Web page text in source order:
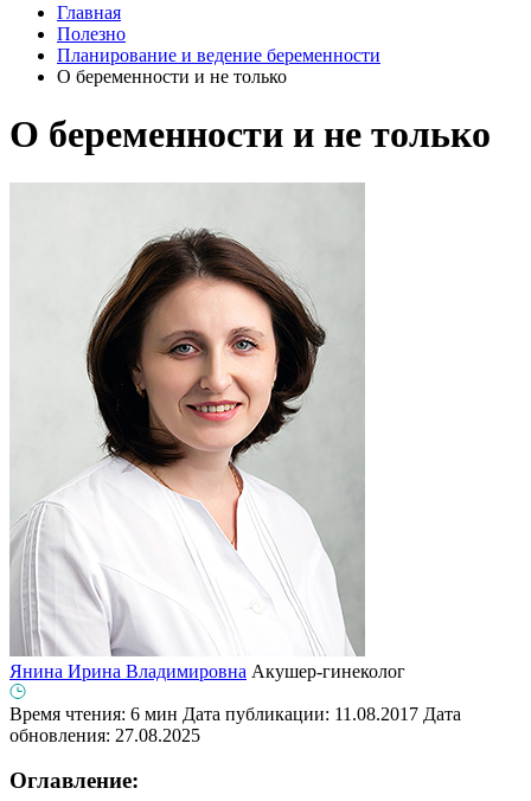
Главная
Полезно
Планирование и ведение беременности
О беременности и не только
О беременности и не только
Янина Ирина Владимировна Акушер-гинеколог
Время чтения: 6 мин Дата публикации: 11.08.2017 Дата
обновления: 27.08.2025
Оглавление: